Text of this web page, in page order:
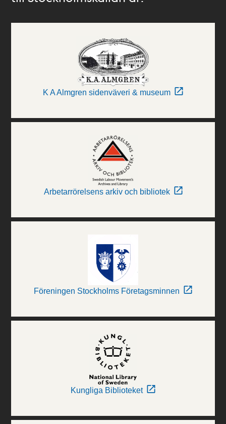
K A Almgren sidenväveri & museum
Arbetarrörelsens arkiv och bibliotek
Föreningen Stockholms Företagsminnen
Kungliga Biblioteket